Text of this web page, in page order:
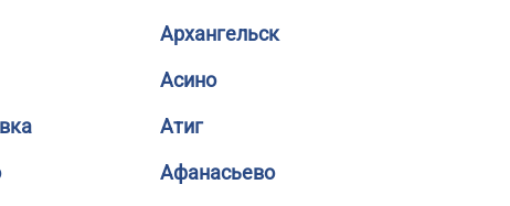
Архангельск
Асино
Атиг
Афанасьево